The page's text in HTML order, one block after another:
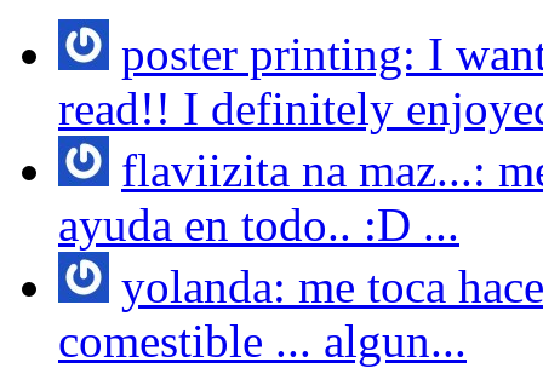
poster printing: I
read!! I definitely
flaviizita na maz...:
ayuda en todo.. :D ...
yolanda: me toca
comestible ... algun...